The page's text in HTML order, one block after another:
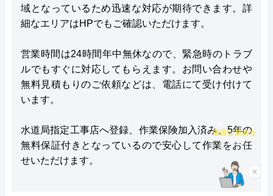
域となっているため迅速な対応が期待できます。詳
細なエリアはHPでもご確認いただけます。
営業時間は24時間年中無休なので、緊急時のトラブ
ルでもすぐに対応してもらえます。お問い合わせや
無料見積もりのご依頼などは、電話にて受け付けて
います。
水道局指定工事店へ登録、作業保険加入済み、5年の
無料保証付きとなっているので安心して作業をお任
せいただけます。
×
チャット診断で
最適な業者を
ご提案